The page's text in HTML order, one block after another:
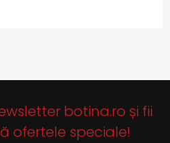
botina.ro și fii
ofertele speciale!